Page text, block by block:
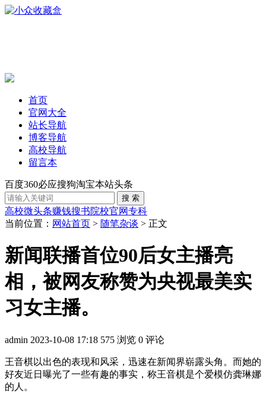
首页
官网大全
站长导航
博客导航
高校导航
留言本
百度360必应搜狗淘宝本站头条
高校微头条赚钱搜书院校官网专科
当前位置： 网站首页 > 随笔杂谈 > 正文
新闻联播首位90后女主播亮
相，被网友称赞为央视最美实
习女主播。
admin 2023-10-08 17:18 575 浏览 0 评论
王音棋以出色的表现和风采，迅速在新闻界崭露头角。而她的
好友近日曝光了一些有趣的事实，称王音棋是个爱模仿龚琳娜
的人。